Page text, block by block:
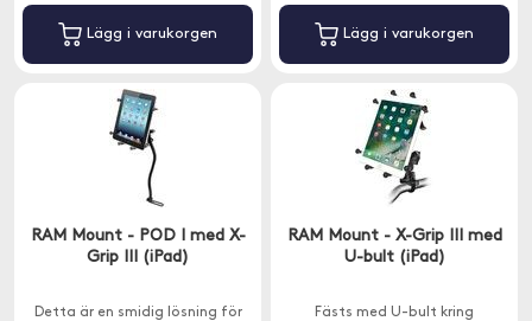
Lägg i varukorgen Lägg i varukorgen
RAM Mount - POD I med X-
Grip III (iPad)
Detta är en smidig lösning för
RAM Mount - X-Grip III med
U-bult (iPad)
Fästs med U-bult kring